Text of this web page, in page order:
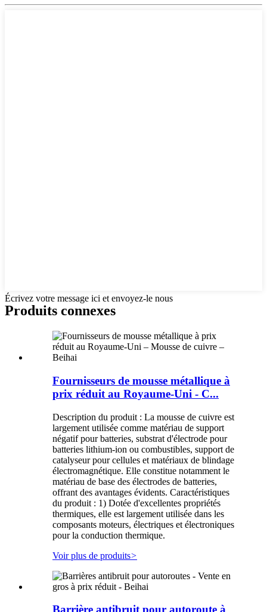
Écrivez votre message ici et envoyez-le nous
Produits connexes
Fournisseurs de mousse métallique à
prix réduit au Royaume-Uni - C...
Description du produit : La mousse de cuivre est
largement utilisée comme matériau de support
négatif pour batteries, substrat d'électrode pour
batteries lithium-ion ou combustibles, support de
catalyseur pour cellules et matériaux de blindage
électromagnétique. Elle constitue notamment le
matériau de base des électrodes de batteries,
offrant des avantages évidents. Caractéristiques
du produit : 1) Dotée d'excellentes propriétés
thermiques, elle est largement utilisée dans les
composants moteurs, électriques et électroniques
pour la conduction thermique.
Voir plus de produits>